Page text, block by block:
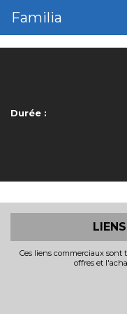
Familia
Durée :
Ces liens commerciaux
offres et